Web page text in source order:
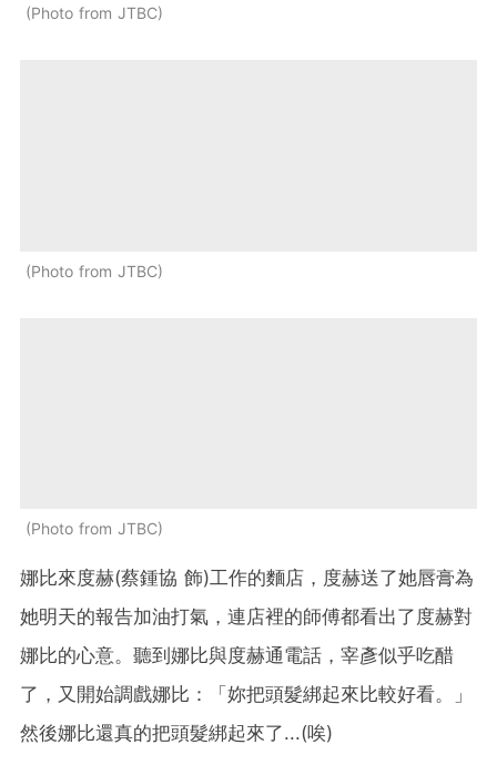
Photo from JTBC
Photo from JTBC
Photo from JTBC
娜比來度赫(蔡鍾協 飾)工作的麵店，度赫送了她唇膏為
她明天的報告加油打氣，連店裡的師傅都看出了度赫對
娜比的心意。聽到娜比與度赫通電話，宰彥似乎吃醋
了，又開始調戲娜比：「妳把頭髮綁起來比較好看。」
然後娜比還真的把頭髮綁起來了...(唉)